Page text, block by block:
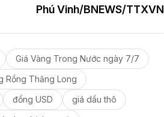
Phú Vinh/BNEWS/TTXVN
Giá Vàng Trong Nước ngày 7/7
Rồng Thăng Long
đồng USD
giá dầu thô